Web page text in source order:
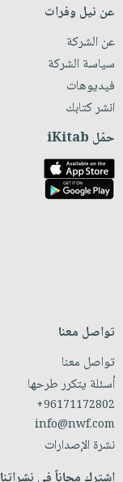
عن نيل وفرات
عن الشركة
سياسة الشركة
فيديوهات
انشر كتابك
حمّل iKitab
تواصل معنا
تواصل معنا
أسئلة يتكرر طرحها
+96171172802
info@nwf.com
نشرة الإصدارات